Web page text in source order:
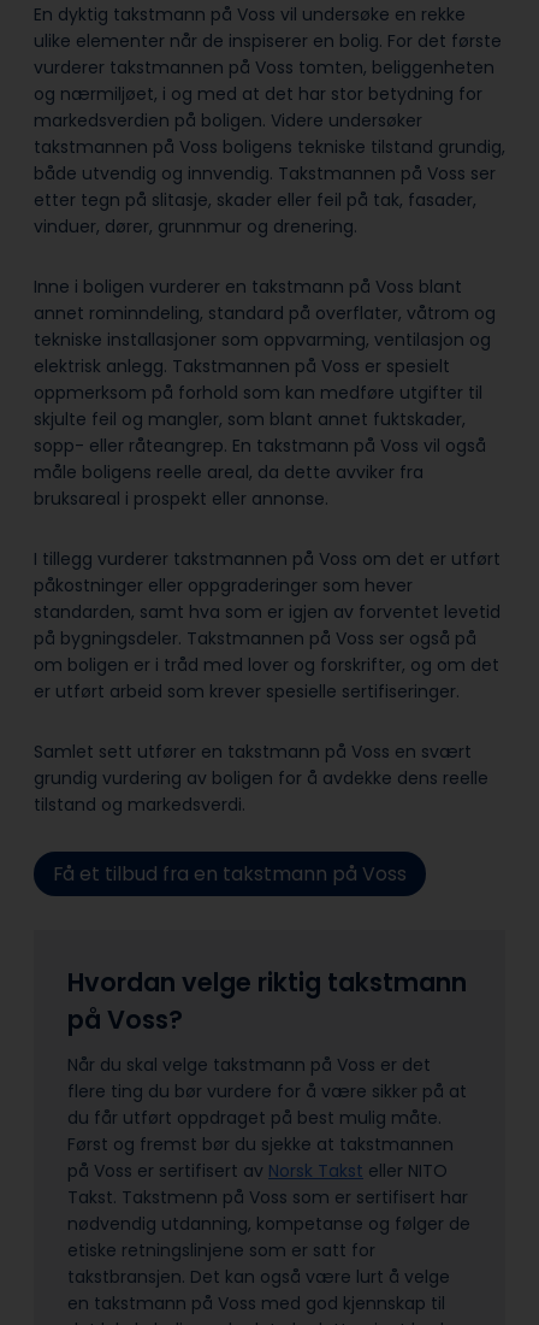
En dyktig takstmann på Voss vil undersøke en rekke
ulike elementer når de inspiserer en bolig. For det første
vurderer takstmannen på Voss tomten, beliggenheten
og nærmiljøet, i og med at det har stor betydning for
markedsverdien på boligen. Videre undersøker
takstmannen på Voss boligens tekniske tilstand grundig,
både utvendig og innvendig. Takstmannen på Voss ser
etter tegn på slitasje, skader eller feil på tak, fasader,
vinduer, dører, grunnmur og drenering.
Inne i boligen vurderer en takstmann på Voss blant
annet rominndeling, standard på overflater, våtrom og
tekniske installasjoner som oppvarming, ventilasjon og
elektrisk anlegg. Takstmannen på Voss er spesielt
oppmerksom på forhold som kan medføre utgifter til
skjulte feil og mangler, som blant annet fuktskader,
sopp- eller råteangrep. En takstmann på Voss vil også
måle boligens reelle areal, da dette avviker fra
bruksareal i prospekt eller annonse.
I tillegg vurderer takstmannen på Voss om det er utført
påkostninger eller oppgraderinger som hever
standarden, samt hva som er igjen av forventet levetid
på bygningsdeler. Takstmannen på Voss ser også på
om boligen er i tråd med lover og forskrifter, og om det
er utført arbeid som krever spesielle sertifiseringer.
Samlet sett utfører en takstmann på Voss en svært
grundig vurdering av boligen for å avdekke dens reelle
tilstand og markedsverdi.
Få et tilbud fra en takstmann på Voss
Hvordan velge riktig takstmann
på Voss?
Når du skal velge takstmann på Voss er det
flere ting du bør vurdere for å være sikker på at
du får utført oppdraget på best mulig måte.
Først og fremst bør du sjekke at takstmannen
på Voss er sertifisert av Norsk Takst eller NITO
Takst. Takstmenn på Voss som er sertifisert har
nødvendig utdanning, kompetanse og følger de
etiske retningslinjene som er satt for
takstbransjen. Det kan også være lurt å velge
en takstmann på Voss med god kjennskap til